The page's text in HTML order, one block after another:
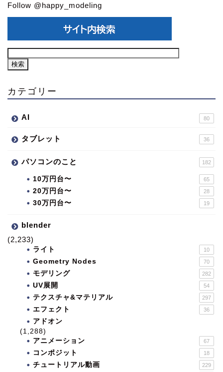
Follow @happy_modeling
カテゴリー
AI 80
タブレット 36
パソコンのこと 182
10万円台〜 65
20万円台〜 28
30万円台〜 19
blender
(2,233)
ライト 10
Geometry Nodes 70
モデリング 282
UV展開 54
テクスチャ&マテリアル 297
エフェクト 36
アドオン
(1,288)
アニメーション
67
コンポジット 18
チュートリアル動画 229